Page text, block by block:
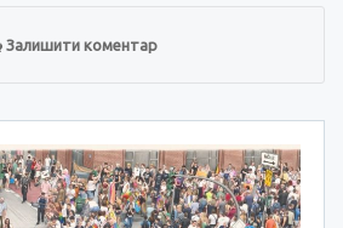
Залишити коментар